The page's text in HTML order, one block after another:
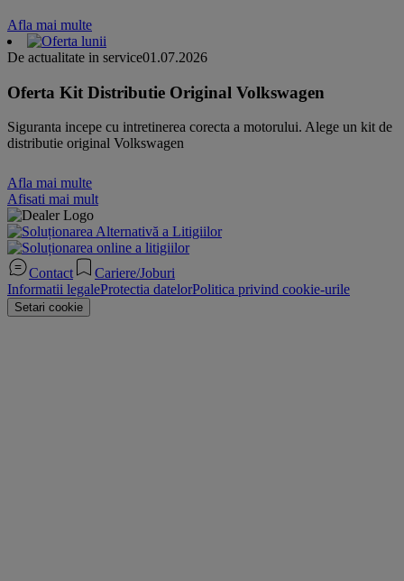
Afla mai multe
De actualitate in service01.07.2026
Oferta Kit Distributie Original Volkswagen
Siguranta incepe cu intretinerea corecta a motorului. Alege un kit de
distributie original Volkswagen
Afla mai multe
Afisati mai mult
Contact
Cariere/Joburi
Informatii legaleProtectia datelorPolitica privind cookie-urile
Setari cookie